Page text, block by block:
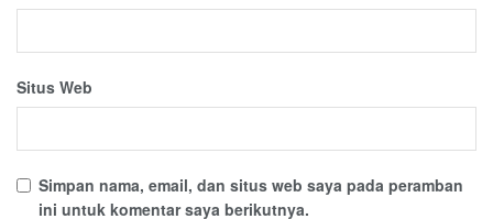
Situs Web
Simpan nama, email, dan situs web saya pada peramban
ini untuk komentar saya berikutnya.